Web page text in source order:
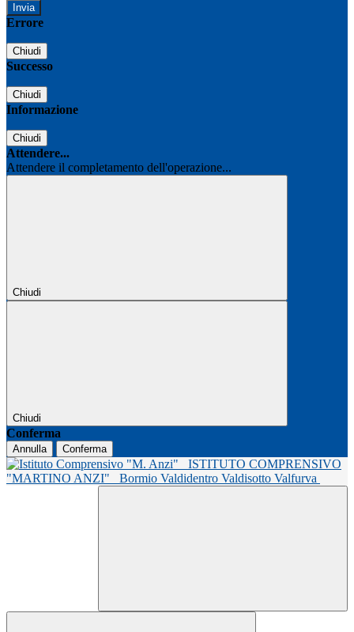
Errore
Chiudi
Successo
Chiudi
Informazione
Chiudi
Attendere...
Attendere il completamento dell'operazione...
Chiudi
Chiudi
Conferma
Annulla Conferma
ISTITUTO COMPRENSIVO
"MARTINO ANZI"
Bormio Valdidentro Valdisotto Valfurva